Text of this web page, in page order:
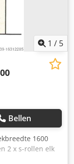
1 / 5
Bellen
1600
2 x s-rollen elk
rubber 75